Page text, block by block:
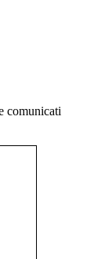
comunicati